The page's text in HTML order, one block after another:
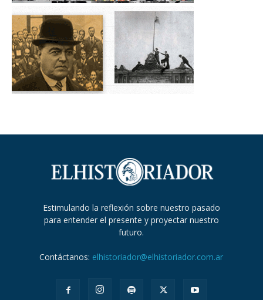
Estimulando la reflexión sobre nuestro pasado
para entender el presente y proyectar nuestro
futuro.
Contáctanos: elhistoriador@elhistoriador.com.ar